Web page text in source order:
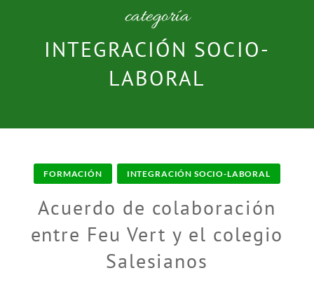
categoría
INTEGRACIÓN SOCIO-
LABORAL
FORMACIÓN INTEGRACIÓN SOCIO-LABORAL
Acuerdo de colaboración
entre Feu Vert y el colegio
Salesianos